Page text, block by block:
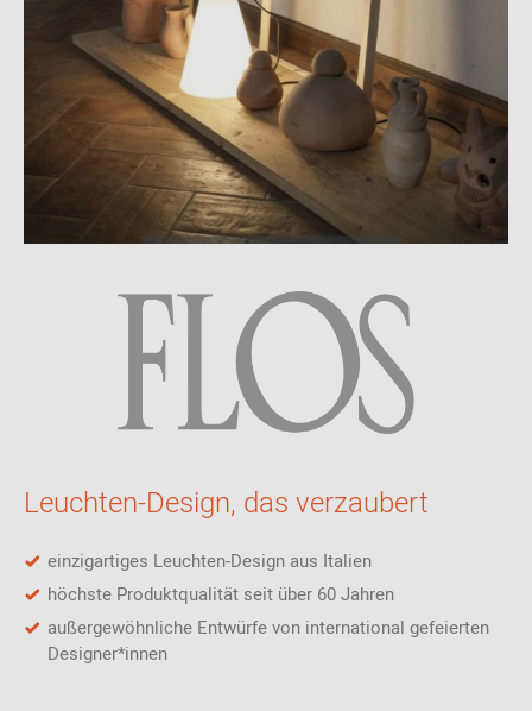
vorbehalten. Einzelstücke sind wie alle
Designerschnäppchen vom Umtausch ausgeschlossen.
Leuchten-Design, das verzaubert
einzigartiges Leuchten-Design aus Italien
höchste Produktqualität seit über 60 Jahren
außergewöhnliche Entwürfe von international gefeierten
Designer*innen